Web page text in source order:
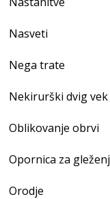
Nasveti
Nega trate
Nekirurški dvig vek
Oblikovanje obrvi
Opornica za gleženj
Orodje